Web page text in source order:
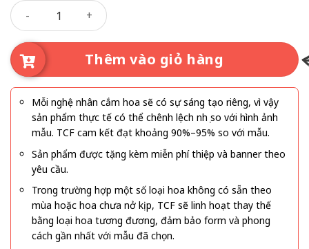
Hoa hướng dương sáp 83 số lượng
Thêm vào giỏ hàng
Mỗi nghệ nhân cắm hoa sẽ có sự sáng tạo riêng, vì vậy
sản phẩm thực tế có thể chênh lệch nhẹ so với hình ảnh
mẫu. TCF cam kết đạt khoảng 90%–95% so với mẫu.
Sản phẩm được tặng kèm miễn phí thiệp và banner theo
yêu cầu.
Trong trường hợp một số loại hoa không có sẵn theo
mùa hoặc hoa chưa nở kịp, TCF sẽ linh hoạt thay thế
bằng loại hoa tương đương, đảm bảo form và phong
cách gần nhất với mẫu đã chọn.